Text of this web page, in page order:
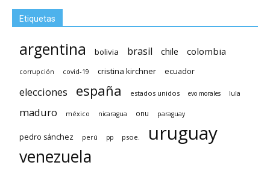
Etiquetas
argentina bolivia brasil chile colombia
corrupción covid-19 cristina kirchner ecuador
elecciones españa estados unidos evo morales lula
maduro méxico nicaragua onu paraguay
pedro sánchez perú pp psoe. uruguay
venezuela